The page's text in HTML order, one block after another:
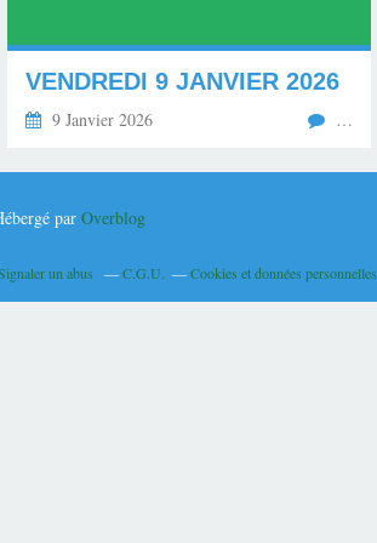
VENDREDI 9 JANVIER 2026
9 Janvier 2026 …
par Overblog
un abus C.G.U. Cookies et données personnelles